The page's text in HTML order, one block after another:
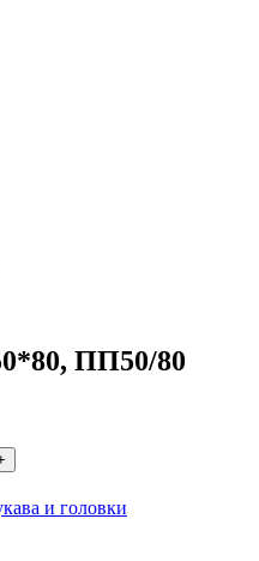
ПП50/80
и головки